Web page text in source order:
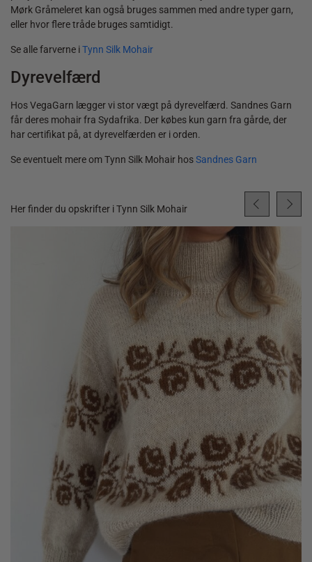
Mørk Gråmeleret kan også bruges sammen med andre typer garn,
eller hvor flere tråde bruges samtidigt.
Se alle farverne iTynn Silk Mohair
Dyrevelfærd
Hos VegaGarn lægger vi stor vægt på dyrevelfærd. Sandnes Garn
får deres mohair fra Sydafrika. Der købes kun garn fra gårde, der
har certifikat på, at dyrevelfærden er i orden.
Se eventuelt mere om Tynn Silk Mohair hosSandnes Garn
Her finder du opskrifter i Tynn Silk Mohair